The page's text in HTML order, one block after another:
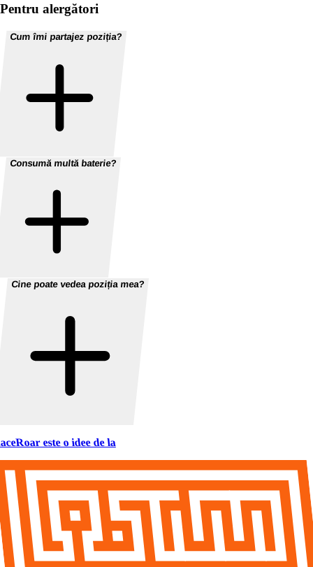
Pentru alergători
Cum îmi partajez poziția?
Consumă multă baterie?
Cine poate vedea poziția mea?
este o idee de la